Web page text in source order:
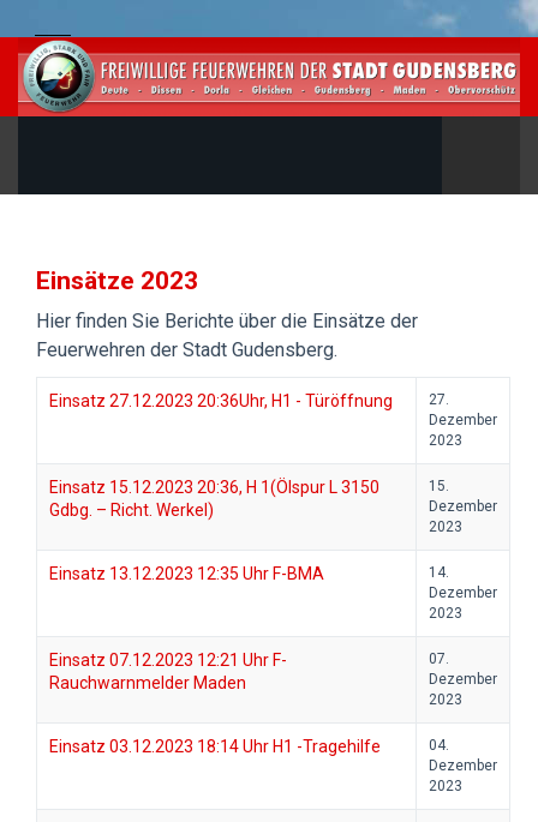
Einsätze 2023
Hier finden Sie Berichte über die Einsätze der
Feuerwehren der Stadt Gudensberg.
Einsatz 27.12.2023 20:36Uhr, H1 - Türöffnung
27.
Dezember
2023
Einsatz 15.12.2023 20:36, H 1(Ölspur L 3150
Gdbg. – Richt. Werkel)
15.
Dezember
2023
Einsatz 13.12.2023 12:35 Uhr F-BMA
14.
Dezember
2023
Einsatz 07.12.2023 12:21 Uhr F-
Rauchwarnmelder Maden
07.
Dezember
2023
Einsatz 03.12.2023 18:14 Uhr H1 -Tragehilfe
04.
Dezember
2023